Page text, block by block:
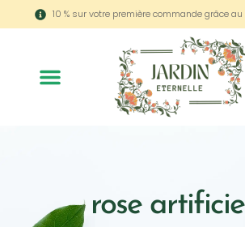
10 % sur votre première commande grâce au
rose